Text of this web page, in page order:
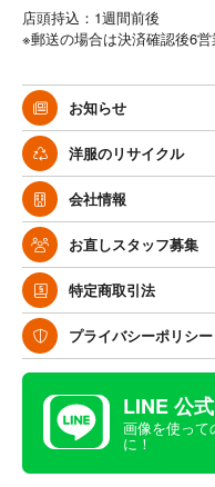
店頭持込：1週間前後
※郵送の場合は決済確認後6営
お知らせ
洋服のリサイクル
会社情報
お直しスタッフ募集
特定商取引法
プライバシーポリシー
LINE 公
画像を使っ
に！